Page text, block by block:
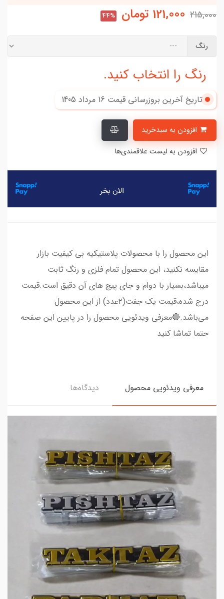
215,000
121,000 تومان 44%
رنگ
رنگ را انتخاب کنید.
تاریخ آخرین بروزرسانی قیمت 16 مرداد 1405
این محصول را با محصولات پلاستیکیه بی کیفیت بازار
مقایسه نکنید، این محصول تمام فلزی و رنگ ثابت
میباشد،بسیار با دوام و جای پیچ های آن دقیق است.قیمت
درج شده،قیمت یک جفت(۲عدد) از این محصول
می‌باشد.🔴معرفی ویدئویی محصول را در پایین این صفحه
حتما تماشا کنید
معرفی ویدئویی محصول دیدگاه‌ها